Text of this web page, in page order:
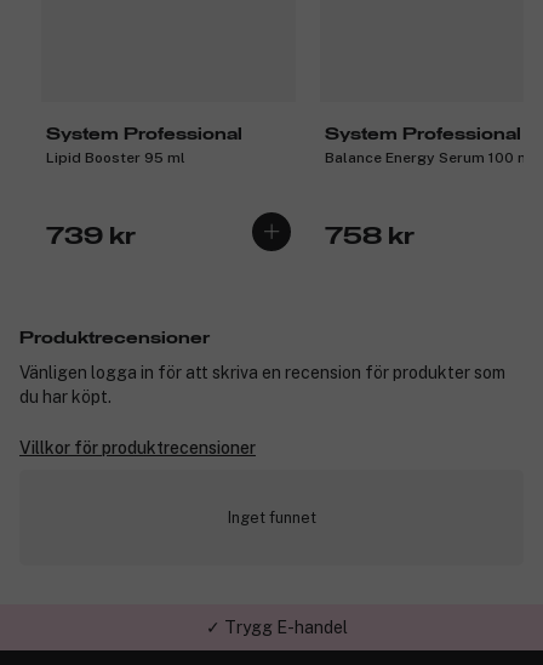
System Professional
Lipid Booster 95 ml
739 kr
System Professional
Balance Energy Serum 100 ml
758 kr
Produktrecensioner
Vänligen logga in för att skriva en recension för produkter som
du har köpt.
Villkor för produktrecensioner
Inget funnet
✓ Trygg E-handel